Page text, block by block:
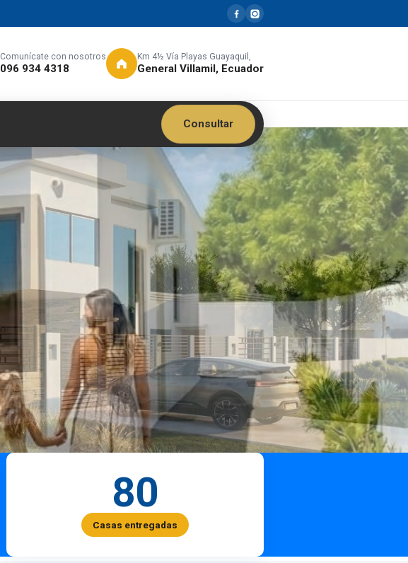
Comunícate con nosotros
096 934 4318
Km 4½ Vía Playas Guayaquil,
General Villamil, Ecuador
Consultar
80
Casas entregadas